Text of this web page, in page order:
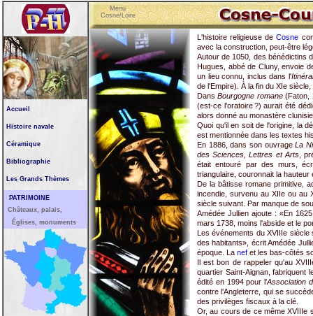
Accueil
Histoire navale
Céramique
Bibliographie
Les Grands Thèmes
PATRIMOINE
Châteaux, palais,
Églises, monuments
L'histoire religieuse deCosne
avec la construction, peut-être
Autour de 1050, des bénédictins
Hugues, abbé de Cluny, envoie
un lieu connu, inclus dans l'
de l'Empire). À la fin du XIe
DansBourgogne romane(Faton,
(est-ce l'oratoire ?) aurait été
alors donné au monastère
Quoi qu'il en soit de l'origine, la
est mentionnée dans les textes
En 1886, dans son ouvrageLa
des Sciences, Lettres et Arts,
était entouré par des murs,
triangulaire, couronnait la hauteur
De la bâtisse romane primitive,
incendie, survenu au XIIe ou au
siècle suivant. Par manque de
Amédée Jullien ajoute : «En
mars 1738, moins l'abside et le
Les événements du XVIIIe
des habitants», écrit Amédée
époque. La nef et les bas-côtés
Il est bon de rappeler qu'au
quartier Saint-Aignan,
édité en 1994 pour l'Association
contre l'Angleterre, qui se
des privilèges fiscaux à la clé.
Or, au cours de ce même XVIIIe
Menu
Cosne/Loire